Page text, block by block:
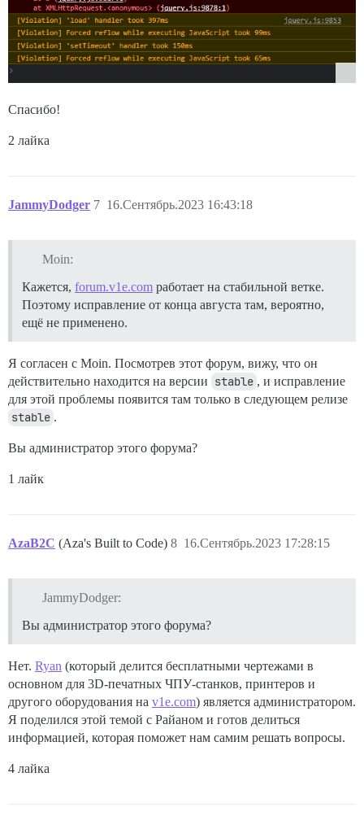
Спасибо!
2 лайка
JammyDodger 16.Сентябрь.2023 16:43:18
7
Moin:
Кажется, forum.v1e.com работает на стабильной ветке.
Поэтому исправление от конца августа там, вероятно,
ещё не применено.
Я согласен с Moin. Посмотрев этот форум, вижу, что он
действительно находится на версии stable , и исправление
для этой проблемы появится там только в следующем релизе
stable .
Вы администратор этого форума?
1 лайк
AzaB2C (Aza's Built to Code) 16.Сентябрь.2023 17:28:15
8
JammyDodger:
Вы администратор этого форума?
Нет. Ryan (который делится бесплатными чертежами в
основном для 3D-печатных ЧПУ-станков, принтеров и
другого оборудования на v1e.com) является администратором.
Я поделился этой темой с Райаном и готов делиться
информацией, которая поможет нам самим решать вопросы.
4 лайка